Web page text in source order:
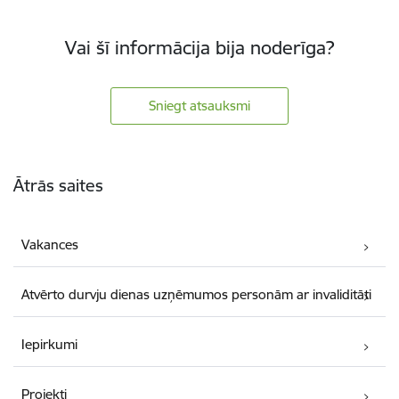
Vai šī informācija bija noderīga?
Sniegt atsauksmi
Ātrās saites
Vakances
Atvērto durvju dienas uzņēmumos personām ar invaliditāti
Iepirkumi
Projekti